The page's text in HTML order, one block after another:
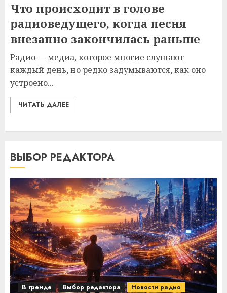
Что происходит в голове
радиоведущего, когда песня
внезапно закончилась раньше
Радио — медиа, которое многие слушают
каждый день, но редко задумываются, как оно
устроено...
ЧИТАТЬ ДАЛЕЕ
ВЫБОР РЕДАКТОРА
В тренде Выбор редактора Новости радио